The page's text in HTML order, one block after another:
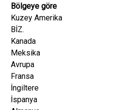
Bölgeye göre
Kuzey Amerika
BİZ.
Kanada
Meksika
Avrupa
Fransa
İngiltere
İspanya